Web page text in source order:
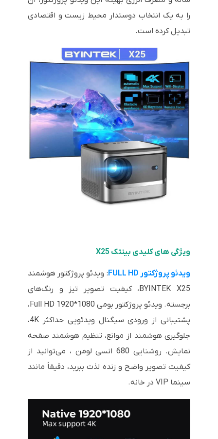
را به یک انتخاب دوستدار محیط زیست و اقتصادی
تبدیل کرده است.
ویژگی های کلیدی بینتک X25
ویدئو پروژکتور FULL HD
: ویدئو پروژکتور هوشمند
BYINTEK X25، کیفیت تصویر تیز و رنگ‌های
برجسته. ویدئو پروژکتور بومی Full HD 1920*1080،
پشتیبانی از ورودی سیگنال ویدئویی حداکثر 4K،
جلوگیری هوشمند از موانع، تنظیم هوشمند صفحه
نمایش. روشنایی 680 انسی لومن ، می‌توانید از
کیفیت تصویر واضح و زنده لذت ببرید، دقیقاً مانند
سینما VIP در خانه.